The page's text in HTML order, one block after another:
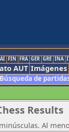
FIN FRA GER GRE INA
AUT Imágenes
Búsqueda de
Results
Al